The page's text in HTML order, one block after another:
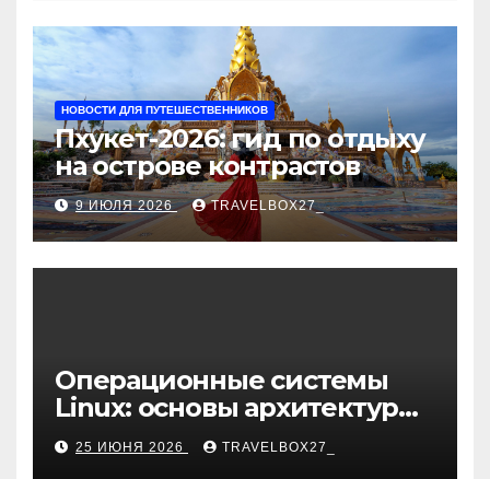
НОВОСТИ ДЛЯ ПУТЕШЕСТВЕННИКОВ
Пхукет-2026: гид по отдыху
на острове контрастов
9 ИЮЛЯ 2026 TRAVELBOX27_
Операционные системы
Linux: основы архитектуры,
компоненты и области
применения
25 ИЮНЯ 2026 TRAVELBOX27_